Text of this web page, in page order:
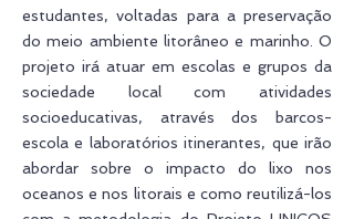
estudantes, voltadas para a preservação
do meio ambiente litorâneo e marinho. O
projeto irá atuar em escolas e grupos da
sociedade local com atividades
socioeducativas, através dos barcos-
escola e laboratórios itinerantes, que irão
abordar sobre o impacto do lixo nos
oceanos e nos litorais e como reutilizá-los